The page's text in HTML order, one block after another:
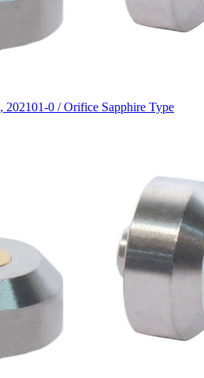
202101-0 / Orifice Sapphire Type